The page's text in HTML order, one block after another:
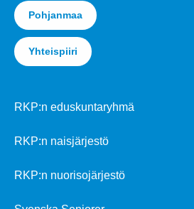
Pohjanmaa
Yhteispiiri
RKP:n eduskuntaryhmä
RKP:n naisjärjestö
RKP:n nuorisojärjestö